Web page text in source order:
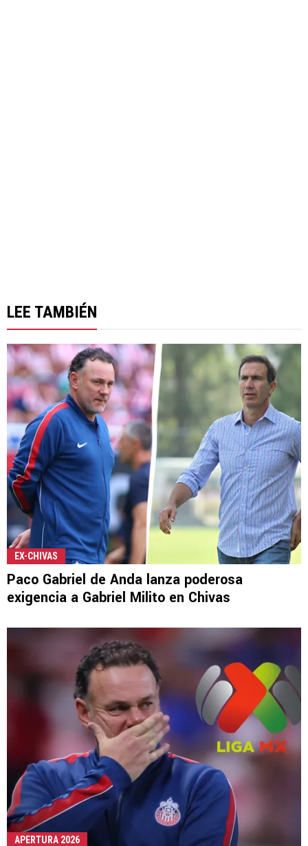
LEE TAMBIÉN
EX-CHIVAS
Paco Gabriel de Anda lanza poderosa
exigencia a Gabriel Milito en Chivas
APERTURA 2026